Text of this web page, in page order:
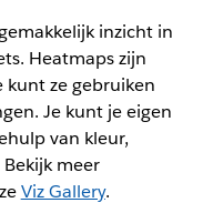
inzicht in
Heatmaps zijn
kunt ze gebruiken
Je kunt je eigen
van kleur,
meer
Viz Gallery.